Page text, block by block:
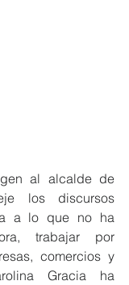
al alcalde de
los discursos
a lo que no ha
trabajar por
comercios y
Gracia ha